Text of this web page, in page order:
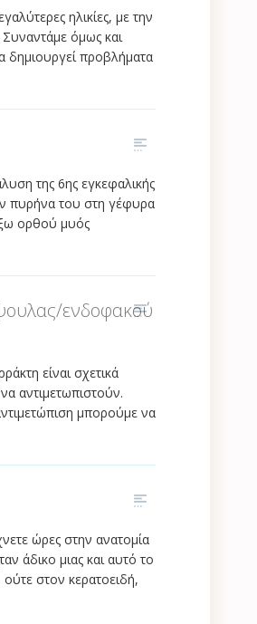
ηλικίες, με την
όμως και
δημιουργεί προβλήματα
της 6ης εγκεφαλικής
πυρήνα του στη γέφυρα
ορθού μυός
ενδοφακού
είναι σχετικά
αντιμετωπιστούν.
μπορούμε να
ώρες στην ανατομία
άδικο μιας και αυτό το
στον κερατοειδή,